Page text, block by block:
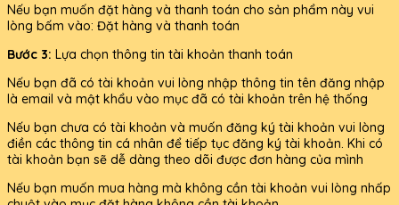
Nếu bạn muốn đặt hàng và thanh toán cho sản phẩm này vui
lòng bấm vào: Đặt hàng và thanh toán
Bước 3: Lựa chọn thông tin tài khoản thanh toán
Nếu bạn đã có tài khoản vui lòng nhập thông tin tên đăng nhập
là email và mật khẩu vào mục đã có tài khoản trên hệ thống
Nếu bạn chưa có tài khoản và muốn đăng ký tài khoản vui lòng
điền các thông tin cá nhân để tiếp tục đăng ký tài khoản. Khi có
tài khoản bạn sẽ dễ dàng theo dõi được đơn hàng của mình
Nếu bạn muốn mua hàng mà không cần tài khoản vui lòng nhấp